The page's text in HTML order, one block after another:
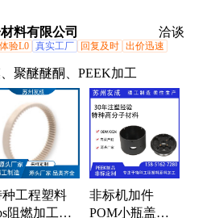
牛筋垫板优
胶加工
尼龙件 工农业
塑料配件
料有限公司 洽谈
验L0 真实工厂 回复及时 出价迅速
聚醚醚酮、PEEK加工
种工程塑料
阻燃加工异
非标机加件
POM小瓶盖加